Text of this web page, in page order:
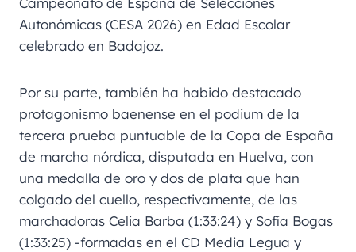
Autonómicas (CESA 2026) en Edad Escolar
celebrado en Badajoz.
Por su parte, también ha habido destacado
protagonismo baenense en el podium de la
tercera prueba puntuable de la Copa de España
de marcha nórdica, disputada en Huelva, con
una medalla de oro y dos de plata que han
colgado del cuello, respectivamente, de las
marchadoras Celia Barba (1:33:24) y Sofía Bogas
(1:33:25) -formadas en el CD Media Legua y